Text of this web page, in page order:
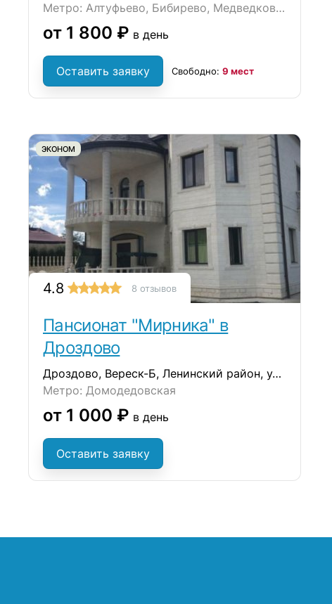
Метро: Алтуфьево, Бибирево, Медведково, Ховрино, Отрадное
от 1 800 ₽ в день
Оставить заявку Свободно: 9 мест
ЭКОНОМ
4.8 8 отзывов
Пансионат "Мирника" в
Дроздово
Дроздово, Вереск-Б, Ленинский район, ул. Сергиевская, д.17А
Метро: Домодедовская
от 1 000 ₽ в день
Оставить заявку